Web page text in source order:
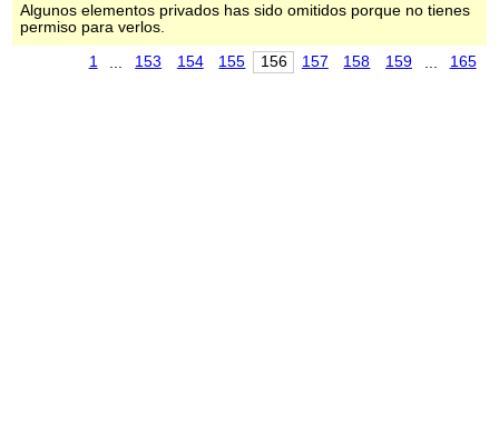
Algunos elementos privados has sido omitidos porque no tienes
permiso para verlos.
1 153 154 155 156 157 158 159 165